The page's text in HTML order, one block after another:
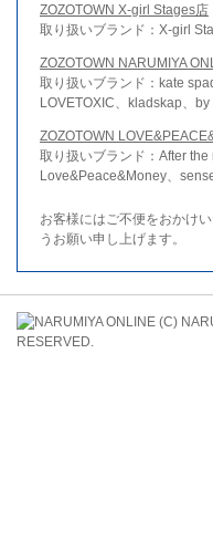
ZOZOTOWN X-girl Stages店
取り扱いブランド：X-girl
ZOZOTOWN NARUMIYA
取り扱いブランド：kate
LOVETOXIC、kladskap、
ZOZOTOWN
取り扱いブランド：After the
Love&Peace&Money、
お客様にはご不便をおかけ
うお願い申し上げます。